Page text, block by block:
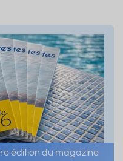
édition du magazine